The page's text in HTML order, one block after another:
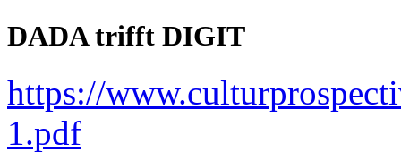
DADA trifft DIGIT
https://
1.pdf